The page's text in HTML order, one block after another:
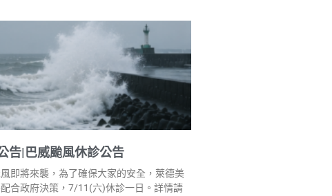
告|巴威颱風休診公告
風即將來襲，為了確保大家的安全，萊德美
合政府決策，7/11(六)休診一日。詳情請